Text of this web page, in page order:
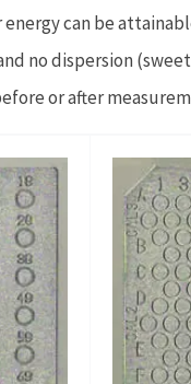
can be
no dispersion
or after